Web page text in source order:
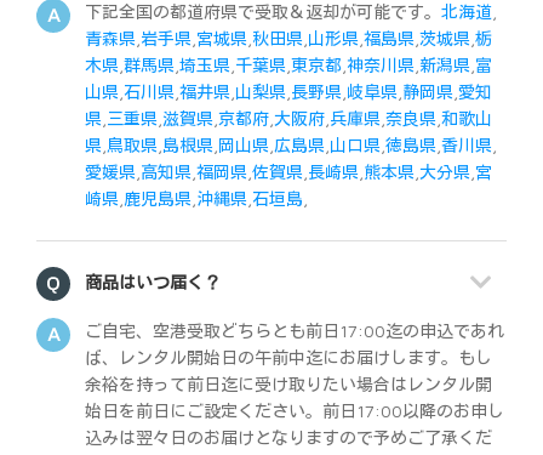
下記全国の都道府県で受取＆返却が可能です。 北海道
青森県 岩手県 宮城県 秋田県 山形県 福島県 茨城県 栃
木県 群馬県 埼玉県 千葉県 東京都 神奈川県 新潟県 富
山県 石川県 福井県 山梨県 長野県 岐阜県 静岡県 愛知
県 三重県 滋賀県 京都府 大阪府 兵庫県 奈良県 和歌山
県 鳥取県 島根県 岡山県 広島県 山口県 徳島県 香川県
愛媛県 高知県 福岡県 佐賀県 長崎県 熊本県 大分県 宮
崎県 鹿児島県 沖縄県 石垣島
商品はいつ届く？
ご自宅、空港受取どちらとも前日17:00迄の申込であれ
ば、レンタル開始日の午前中迄にお届けします。もし
余裕を持って前日迄に受け取りたい場合はレンタル開
始日を前日にご設定ください。前日17:00以降のお申し
込みは翌々日のお届けとなりますので予めご了承くだ